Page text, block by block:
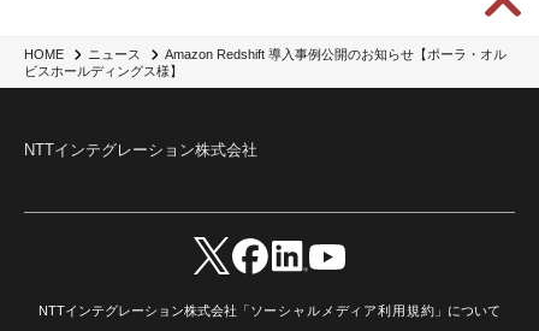
HOME ニュース
Amazon Redshift 導入事例公開のお知らせ【ポーラ・オル
ビスホールディングス様】
NTTインテグレーション株式会社
NTTインテグレーション株式会社「ソーシャルメディア利用規約 」について